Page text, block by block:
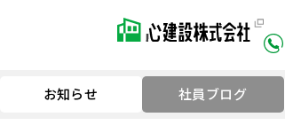
お知らせ 社員ブログ